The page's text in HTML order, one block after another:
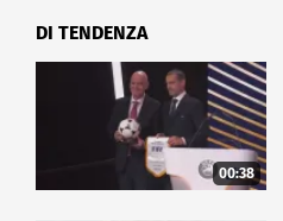
DI TENDENZA
00:38